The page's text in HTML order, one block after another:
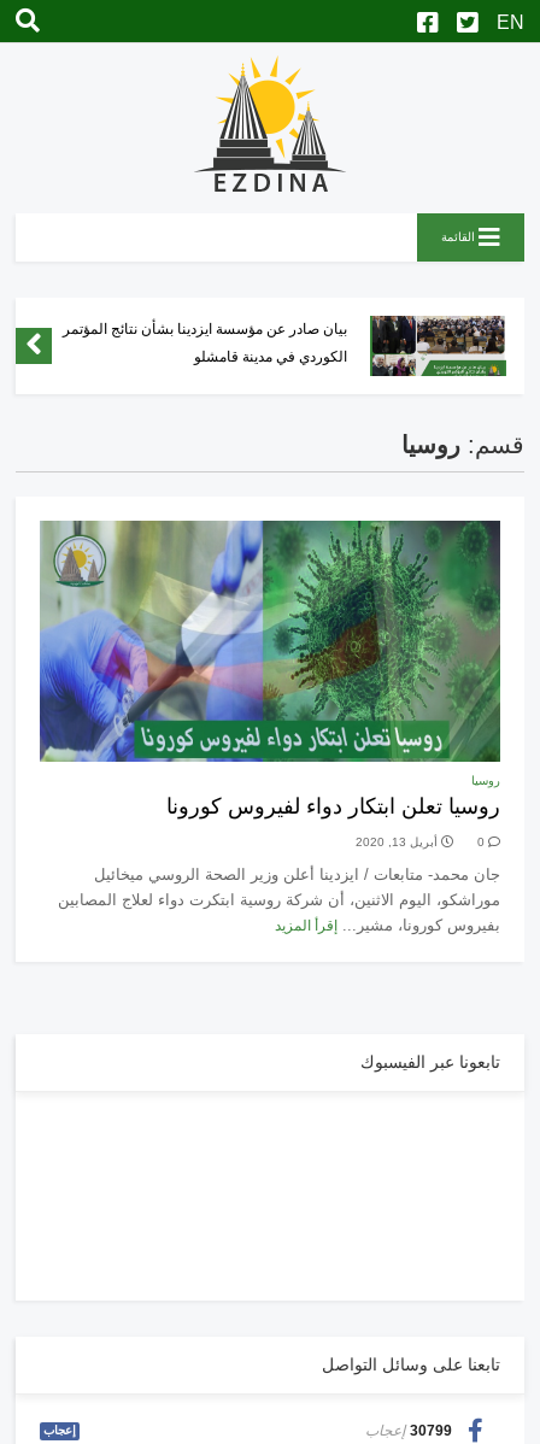
القائمة
بيان صادر عن مؤسسة ايزدينا بشأن نتائج المؤتمر
الكوردي في مدينة قامشلو
قسم:روسيا
روسيا
روسيا تعلن ابتكار دواء لفيروس كورونا
0 أبريل 13, 2020
جان محمد- متابعات / ايزدينا أعلن وزير الصحة الروسي ميخائيل
موراشكو، اليوم الاثنين، أن شركة روسية ابتكرت دواء لعلاج المصابين
بفيروس كورونا، مشير...
إقرأ المزيد
تابعونا عبر الفيسبوك
تابعنا على وسائل التواصل
30799 إعجاب إعجاب